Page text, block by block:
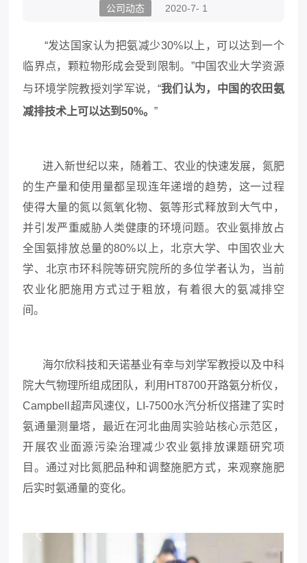
公司动态 2020-7- 1
“发达国家认为把氨减少30%以上，可以达到一个
临界点，颗粒物形成会受到限制。”中国农业大学资源
与环境学院教授刘学军说，“我们认为，中国的农田氨
减排技术上可以达到50%。”
进入新世纪以来，随着工、农业的快速发展，氮肥
的生产量和使用量都呈现连年递增的趋势，这一过程
使得大量的氮以氮氧化物、氨等形式释放到大气中，
并引发严重威胁人类健康的环境问题。农业氨排放占
全国氨排放总量的80%以上，北京大学、中国农业大
学、北京市环科院等研究院所的多位学者认为，当前
农业化肥施用方式过于粗放，有着很大的氨减排空
间。
海尔欣科技和天诺基业有幸与刘学军教授以及中科
院大气物理所组成团队，利用HT8700开路氨分析仪，
Campbell超声风速仪，LI-7500水汽分析仪搭建了实时
氨通量测量塔，最近在河北曲周实验站核心示范区，
开展农业面源污染治理减少农业氨排放课题研究项
目。通过对比氮肥品种和调整施肥方式，来观察施肥
后实时氨通量的变化。